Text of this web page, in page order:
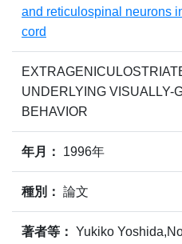
and reticulospinal neurons
cord
UNDERLYING VISUALLY-
BEHAVIOR
年月： 1996年
種別： 論文
著者等： Yukiko